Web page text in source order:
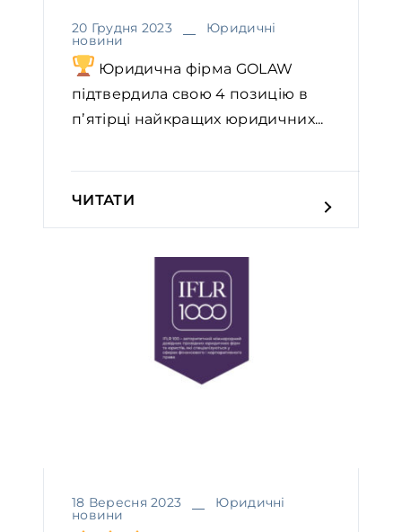
20 Грудня 2023 Юридичні
новини
Юридична фірма GOLAW
підтвердила свою 4 позицію в
пʼятірці найкращих юридичних...
ЧИТАТИ
18 Вересня 2023 Юридичні
новини